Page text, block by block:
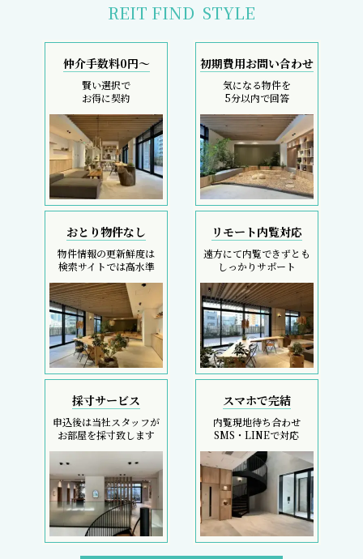
REIT FIND STYLE
仲介手数料0円～
賢い選択で
お得に契約
初期費用お問い合わせ
気になる物件を
5分以内で回答
おとり物件なし
物件情報の更新鮮度は
検索サイトでは高水準
リモート内覧対応
遠方にて内覧できずとも
しっかりサポート
採寸サービス
申込後は当社スタッフが
お部屋を採寸致します
スマホで完結
内覧現地待ち合わせ
SMS・LINEで対応